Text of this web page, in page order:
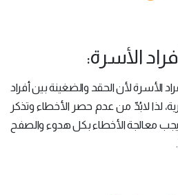
الأسرة لأن الحقد والضغينة بين أفراد
لذا لابُدّ من عدم حصر الأخطاء وتذكر
يجب معالجة الأخطاء بكل هدوء والصفح